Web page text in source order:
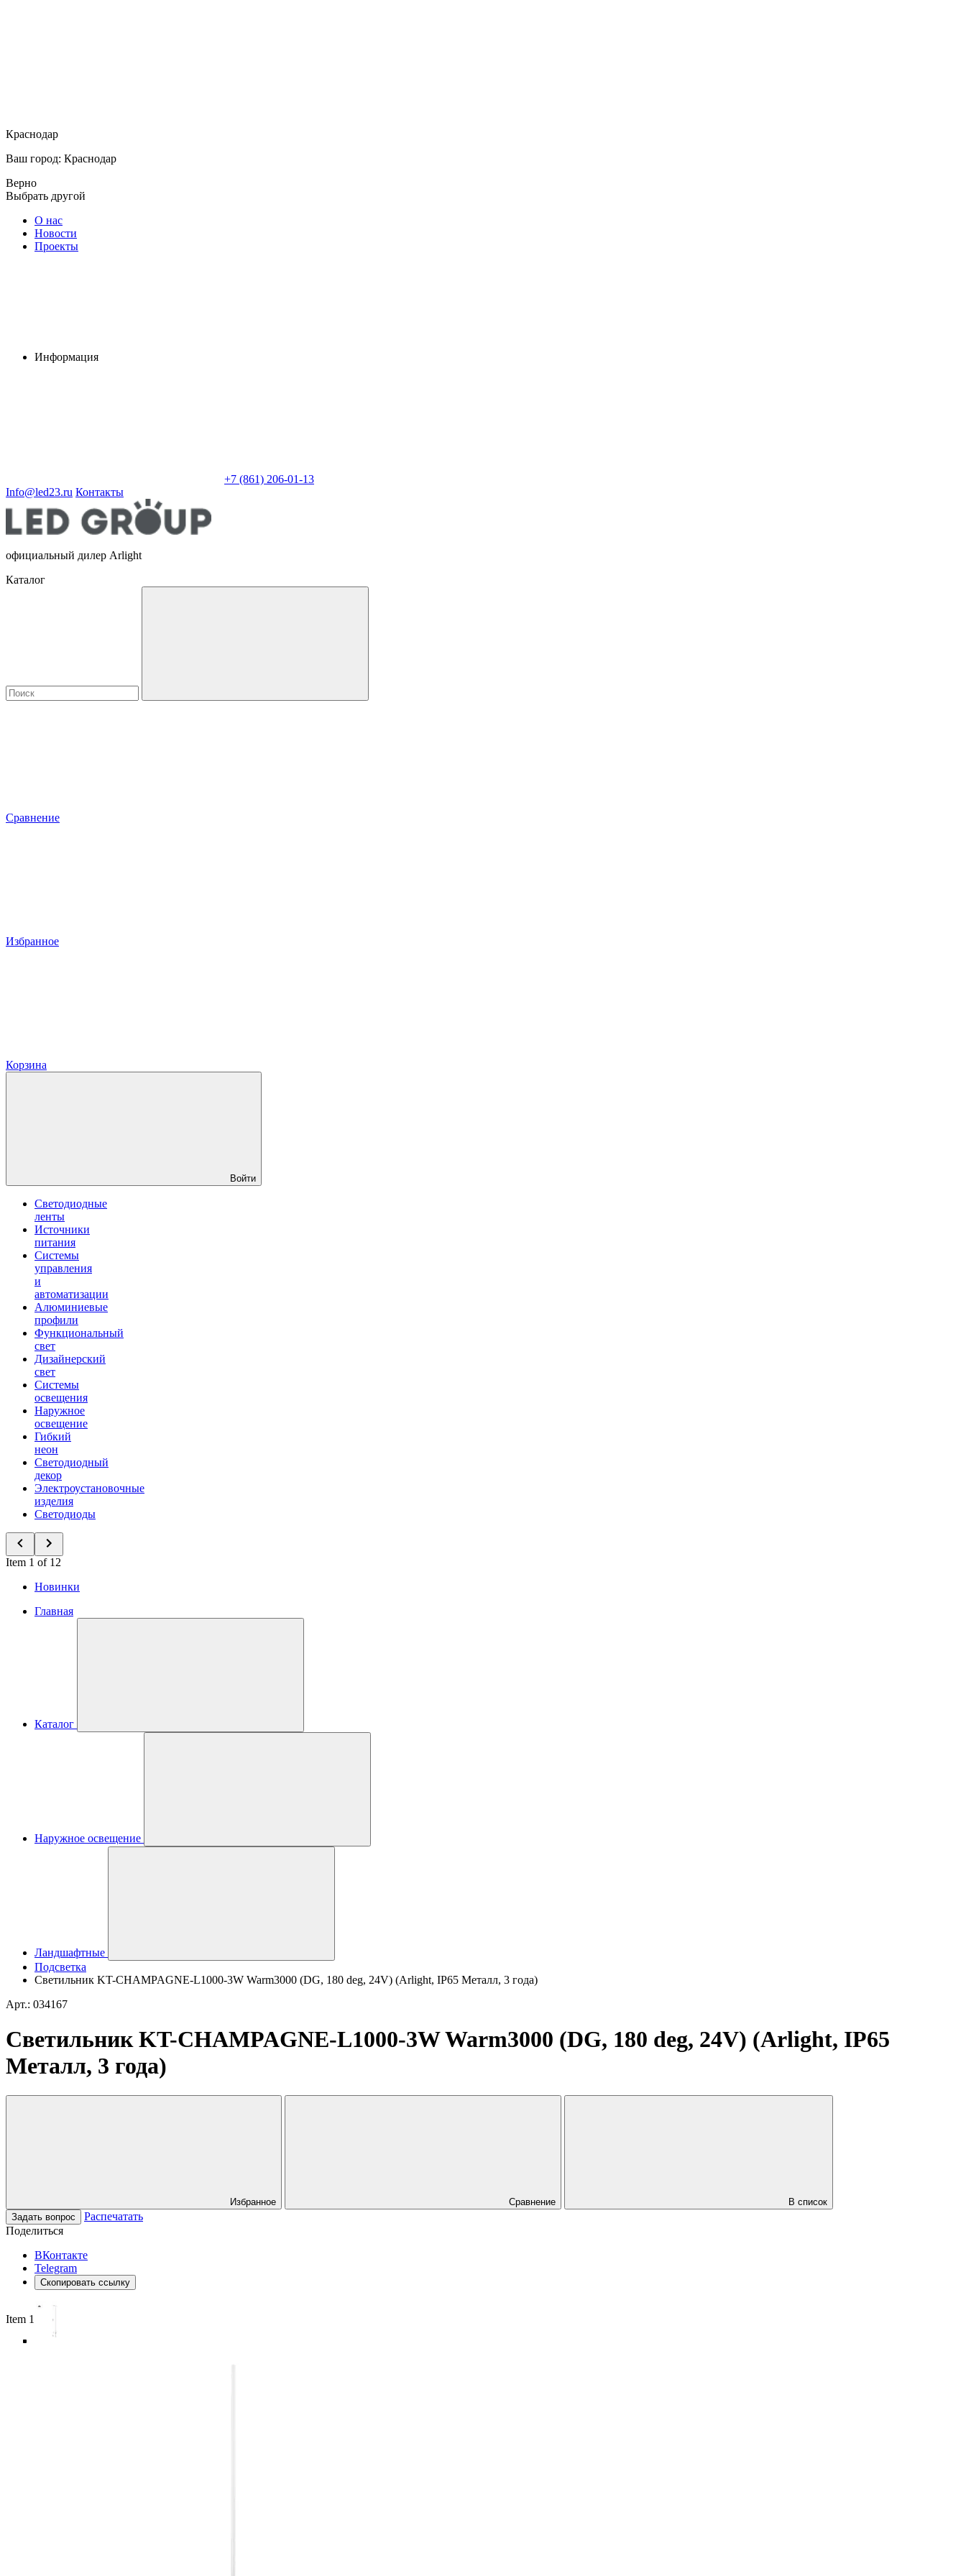
Краснодар
Ваш город: Краснодар
Верно
Выбрать другой
О нас
Новости
Проекты
Информация
+7 (861) 206-01-13
Info@led23.ru Контакты
официальный дилер Arlight
Каталог
Сравнение
Избранное
Корзина
Войти
Светодиодные
ленты
Источники
питания
Системы
управления
и
автоматизации
Алюминиевые
профили
Функциональный
свет
Дизайнерский
свет
Системы
освещения
Наружное
освещение
Гибкий
неон
Светодиодный
декор
Электроустановочные
изделия
Светодиоды
Item 1 of 12
Новинки
Главная
Каталог
Наружное освещение
Ландшафтные
Подсветка
Светильник KT-CHAMPAGNE-L1000-3W Warm3000 (DG, 180 deg, 24V) (Arlight, IP65 Металл, 3 года)
Арт.: 034167
Светильник KT-CHAMPAGNE-L1000-3W Warm3000 (DG, 180 deg, 24V) (Arlight, IP65
Металл, 3 года)
Избранное Сравнение
В список
Задать вопрос
Распечатать
Поделиться
ВКонтакте
Telegram
Скопировать ссылку
Item 1 of 6